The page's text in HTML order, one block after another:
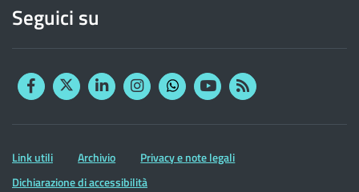
Seguici su
FacebookTwitterLinkedinInstagram
YouTubeRSS
Altre
informazioni
Link utili Archivio
Privacy e note legali
Dichiarazione di accessibilità